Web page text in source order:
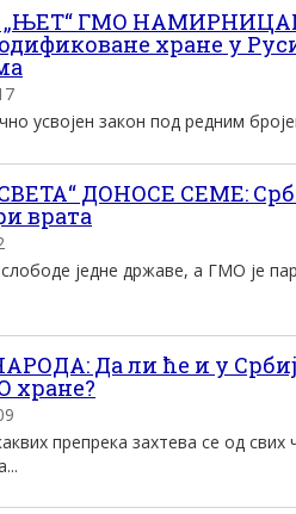
ГМО
хране у
усвојен закон под редним
ДОНОСЕ СЕМЕ:
врата
једне државе, а ГМО је
Да ли ће и у
хране?
препрека захтева се од свих